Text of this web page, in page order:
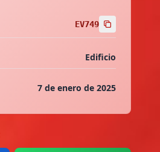
EV749
Edificio
7 de enero de 2025